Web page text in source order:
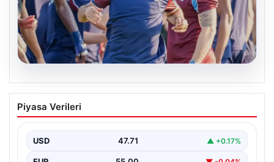
06.08.2026
Trabzonspor’da Mohamed Salah ilk kez
topbaşı yaptı!
Çalışmasına Katıldı", "content": "Trabzonspor, yeni
sezon…
Piyasa Verileri
USD 47.71 ▲ +0.17%